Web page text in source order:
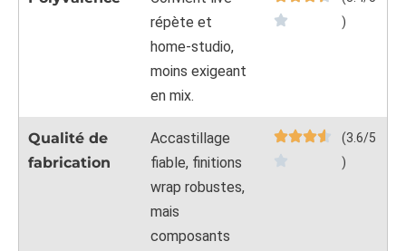
répète et
home-studio,
moins exigeant
en mix.
)
Qualité de
fabrication
Accastillage
fiable, finitions
wrap robustes,
mais
composants
(3.6/5
)